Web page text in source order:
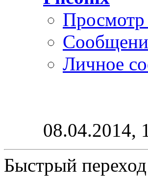
Личное
08.04.2014,
Быстрый переход